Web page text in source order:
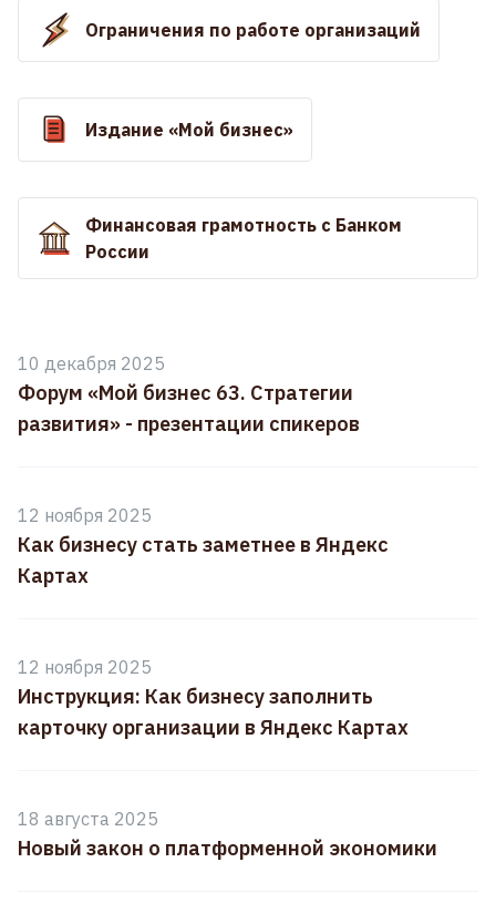
Ограничения по работе организаций
Издание «Мой бизнес»
Финансовая грамотность с Банком
России
10 декабря 2025
Форум «Мой бизнес 63. Стратегии
развития» - презентации спикеров
12 ноября 2025
Как бизнесу стать заметнее в Яндекс
Картах
12 ноября 2025
Инструкция: Как бизнесу заполнить
карточку организации в Яндекс Картах
18 августа 2025
Новый закон о платформенной экономики